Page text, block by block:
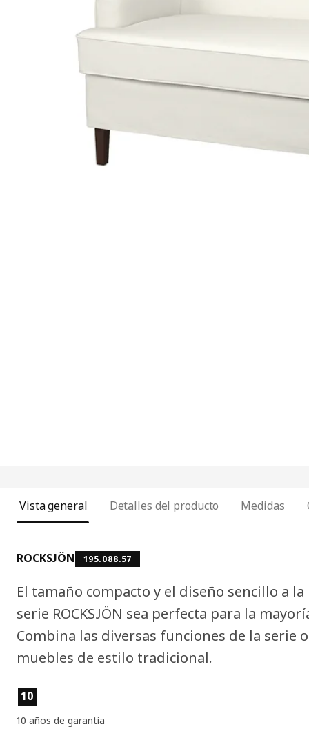
Image zoomed out, normal view
Vista general Detalles del producto Medidas
ROCKSJÖN 195.088.57
El tamaño compacto y el diseño sencillo a
serie ROCKSJÖN sea perfecta para la
Combina las diversas funciones de la serie
muebles de estilo tradicional.
Características del producto
10
10 años de garantía